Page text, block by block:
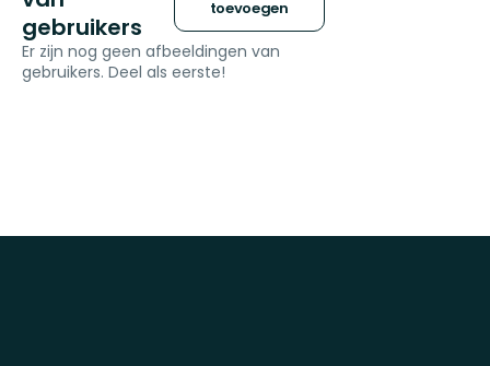
gebruikers
toevoegen
Er zijn nog geen afbeeldingen van
gebruikers. Deel als eerste!